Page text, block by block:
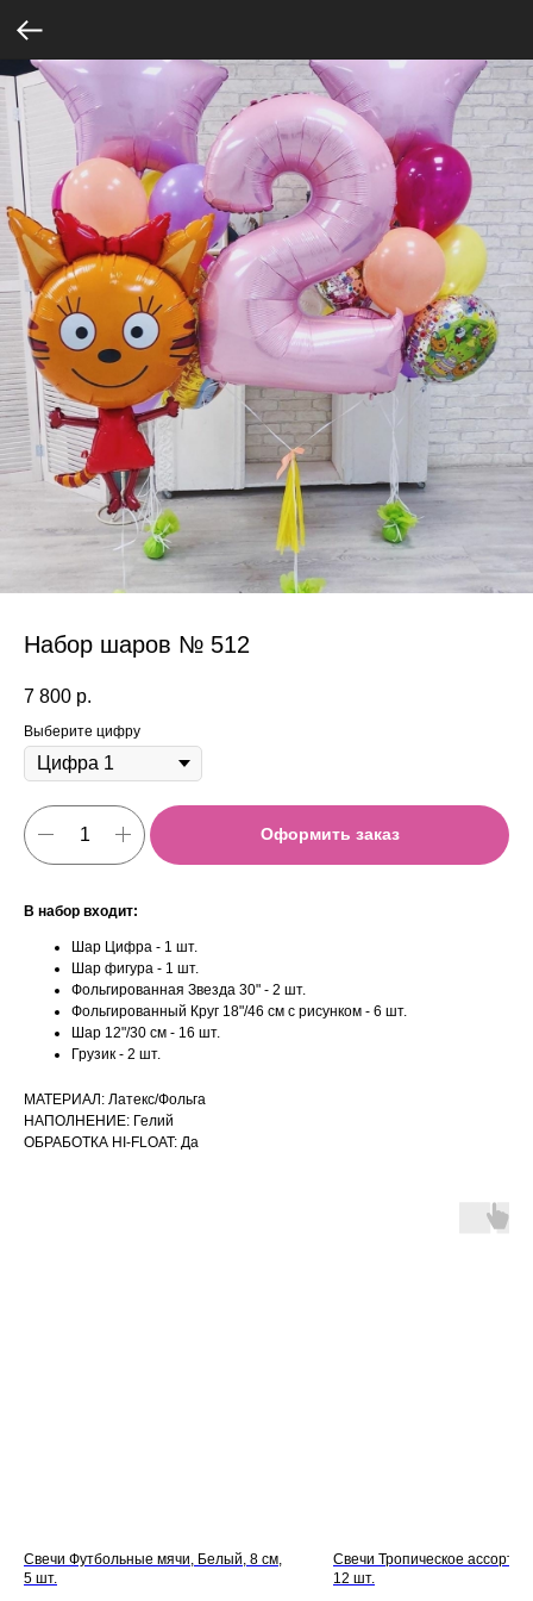
Набор шаров № 512
7 800 р.
Выберите цифру
Оформить заказ
В набор входит:
Шар Цифра - 1 шт.
Шар фигура - 1 шт.
Фольгированная Звезда 30" - 2 шт.
Фольгированный Круг 18"/46 см с рисунком - 6 шт.
Шар 12"/30 см - 16 шт.
Грузик - 2 шт.
МАТЕРИАЛ: Латекс/Фольга
НАПОЛНЕНИЕ: Гелий
ОБРАБОТКА HI-FLOAT: Да
Свечи Футбольные мячи, Белый, 8 см,
5 шт.
Свечи Тропическое ассорти,
12 шт.